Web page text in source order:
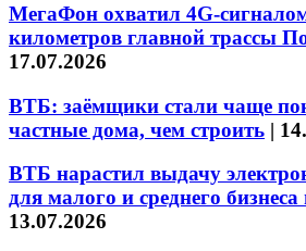
МегаФон охватил 4G-
километров главной трассы
17.07.2026
ВТБ: заёмщики стали чаще
частные дома, чем строить |
ВТБ нарастил выдачу
для малого и среднего
13.07.2026